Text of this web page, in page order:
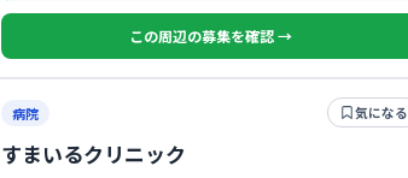
この周辺の募集を確認 →
病院 気になる
すまいるクリニック